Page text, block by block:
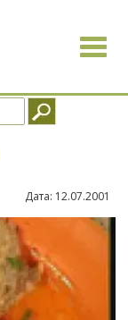
Toggle
Дата: 12.07.2001